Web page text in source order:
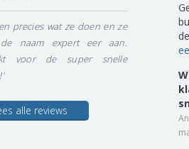
precies wat ze doen en ze
naam expert eer aan.
voor de super snelle
alle reviews